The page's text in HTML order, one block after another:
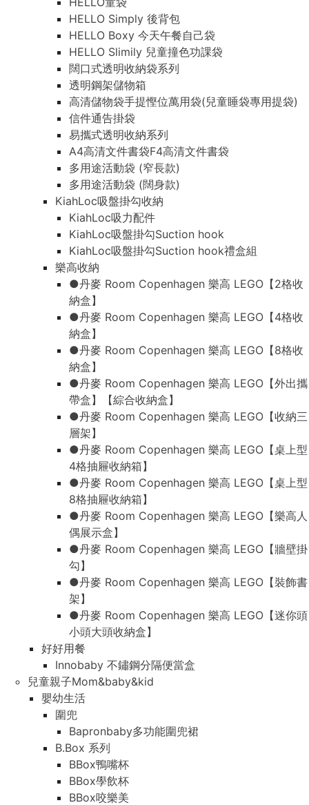
HELLO Simply 後背包
HELLO Boxy 今天午餐自己袋
HELLO Slimily 兒童撞色功課袋
闊口式透明收納袋系列
透明鋼架儲物箱
高清儲物袋手提慳位萬用袋(兒童睡袋專用提袋)
信件通告掛袋
易攜式透明收納系列
A4高清文件書袋F4高清文件書袋
多用途活動袋 (窄長款)
多用途活動袋 (闊身款)
KiahLoc吸盤掛勾收納
KiahLoc吸力配件
KiahLoc吸盤掛勾Suction hook
KiahLoc吸盤掛勾Suction hook禮盒組
樂高收納
●丹麥 Room Copenhagen 樂高 LEGO【2格收
納盒】
●丹麥 Room Copenhagen 樂高 LEGO【4格收
納盒】
●丹麥 Room Copenhagen 樂高 LEGO【8格收
納盒】
●丹麥 Room Copenhagen 樂高 LEGO【外出攜
帶盒】【綜合收納盒】
●丹麥 Room Copenhagen 樂高 LEGO【收納三
層架】
●丹麥 Room Copenhagen 樂高 LEGO【桌上型
4格抽屜收納箱】
●丹麥 Room Copenhagen 樂高 LEGO【桌上型
8格抽屜收納箱】
●丹麥 Room Copenhagen 樂高 LEGO【樂高人
偶展示盒】
●丹麥 Room Copenhagen 樂高 LEGO【牆壁掛
勾】
●丹麥 Room Copenhagen 樂高 LEGO【裝飾書
架】
●丹麥 Room Copenhagen 樂高 LEGO【迷你頭
小頭大頭收納盒】
好好用餐
Innobaby 不鏽鋼分隔便當盒
兒童親子Mom&baby&kid
嬰幼生活
圍兜
Bapronbaby多功能圍兜裙
B.Box 系列
BBox鴨嘴杯
BBox學飲杯
BBox咬樂美